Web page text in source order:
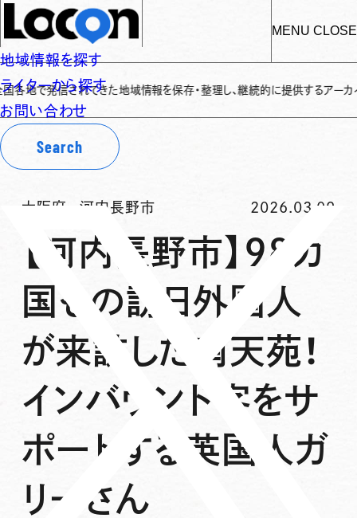
MENU CLOSE
地域情報を探す
ライターから探す
お問い合わせ
Search
れてきた地域情報を保存・整理し、継続的に提供するアーカイブサイトです✌
大阪府 -河内長野市 2026.03.09
【河内長野市】98カ
国もの訪日外国人
が来訪した南天苑！
インバウンド客をサ
ポートする英国人ガ
リーさん